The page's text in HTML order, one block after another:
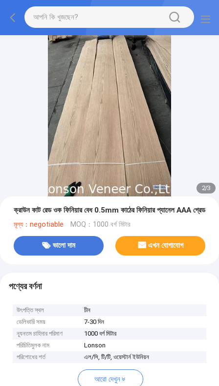
2/3
ক্রাউন কাট রেড ওক ফিনিয়ার বেধ 0.5mm কাঠের ফিনিয়ার প্যানেল AAA গ্রেড
মূল্য：negotiable MOQ：1000 বর্গ মিটার
ভালো দাম এখন যোগাযোগ
পণ্যের বর্ণনা
উৎপত্তি স্থল
চীন
ডেলিভারি সময়
7-30 দিন
ন্যূনতম চাহিদার পরিমাণ
1000 বর্গ মিটার
পরিচিতিমুলক নাম
Lonson
পরিশোধের শর্ত
এল/সি, টি/টি, ওয়েস্টার্ন ইউনিয়ন
আরো দেখুন